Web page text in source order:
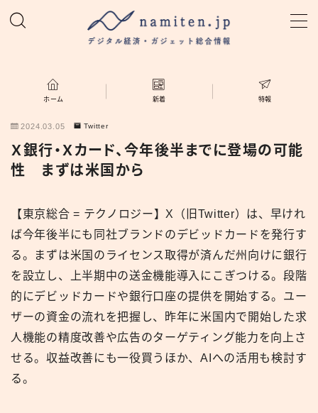
ホーム
新着
namiten.jp
ホーム 新着 特報
2024.03.05 Twitter
Ｘ銀行・Ｘカード、今年後半までに登場の可能
性 まずは米国から
【東京総合 = テクノロジー】X（旧Twitter）は、早けれ
ば今年後半にも同社ブランドのデビッドカードを発行す
る。まずは米国のライセンス取得が済んだ州向けに銀行
を設立し、上半期中の送金機能導入にこぎつける。段階
的にデビッドカードや銀行口座の提供を開始する。ユー
ザーの資金の流れを把握し、昨年に米国内で開始した求
人機能の精度改善や広告のターゲティング能力を向上さ
せる。収益改善にも一役買うほか、AIへの活用も検討す
る。